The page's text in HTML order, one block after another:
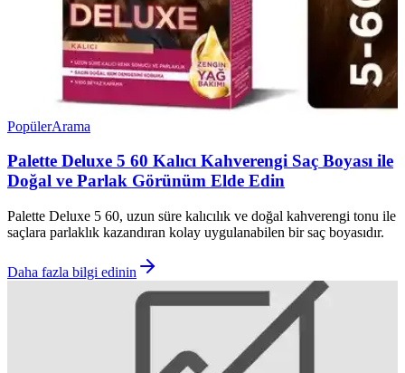
PopülerArama
Palette Deluxe 5 60 Kalıcı Kahverengi Saç Boyası ile
Doğal ve Parlak Görünüm Elde Edin
Palette Deluxe 5 60, uzun süre kalıcılık ve doğal kahverengi tonu ile
saçlara parlaklık kazandıran kolay uygulanabilen bir saç boyasıdır.
Daha fazla bilgi edinin